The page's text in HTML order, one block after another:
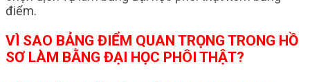
điểm.
VÌ SAO BẢNG ĐIỂM QUAN TRỌNG TRONG HỒ
SƠ LÀM BẰNG ĐẠI HỌC PHÔI THẬT?